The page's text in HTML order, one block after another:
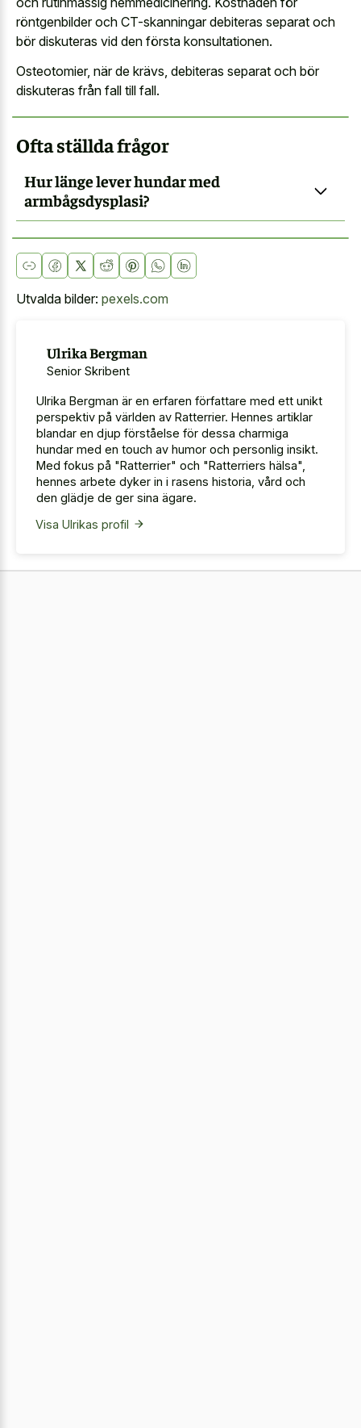
röntgenbilder och CT-skanningar debiteras separat och
bör diskuteras vid den första konsultationen.
Osteotomier, när de krävs, debiteras separat och bör
diskuteras från fall till fall.
Ofta ställda frågor
Hur länge lever hundar med
armbågsdysplasi?
Utvalda bilder: pexels.com
Ulrika Bergman
Senior Skribent
Ulrika Bergman är en erfaren författare med ett unikt
perspektiv på världen av Ratterrier. Hennes artiklar
blandar en djup förståelse för dessa charmiga
hundar med en touch av humor och personlig insikt.
Med fokus på "Ratterrier" och "Ratterriers hälsa",
hennes arbete dyker in i rasens historia, vård och
den glädje de ger sina ägare.
Visa Ulrikas profil